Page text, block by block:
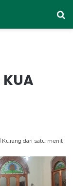
Kurang dari satu menit